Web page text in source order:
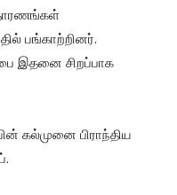
பங்காற்றினர்.
இதனை சிறப்பாக
கல்முனை பிராந்திய